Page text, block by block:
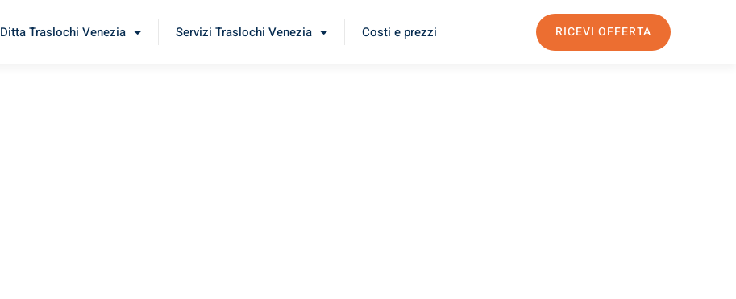
Ditta Traslochi Venezia Servizi Traslochi Venezia Costi e prezzi RICEVI OFFERTA